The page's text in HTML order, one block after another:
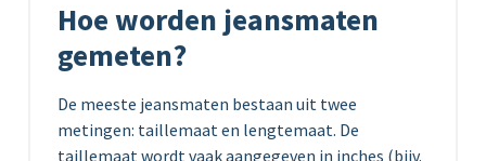
Hoe worden jeansmaten
gemeten?
De meeste jeansmaten bestaan uit twee
metingen: taillemaat en lengtemaat. De
taillemaat wordt vaak aangegeven in inches (bijv.